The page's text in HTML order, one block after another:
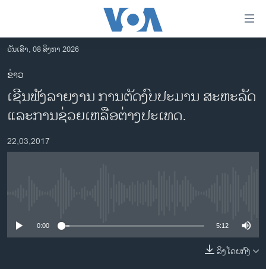
ເຂົ້າ
ຫາ
ຂ້າມ
ຂ້າມ
ຂ້າມ
ໄປ
ຫາ
ຊອກ
ອາເມຣິກາ
ການເລືອກຕັ້ງ ປະທານາທີບໍດີ ສະຫະລັດ 2024
ຂ່າວ​ຈີນ
ຊີວິດຊາວລາວ
ວັນເສົາ, 08 ສິງຫາ 2026
ຂ່າວ
ເຊີນຟັງລາຍງານ ການຕັດງົບປະມານ ສະຫະລັດ
ແລະການຊ່ວຍເຫລືອຕ່າງປະເທດ.
22,03,2017
0:00 5:12
ລິງໂດຍກົງ